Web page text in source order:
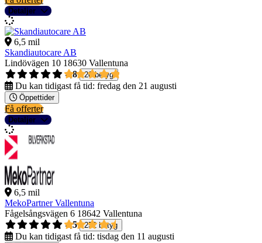
Detaljer
6,5 mil
Skandiautocare AB
Lindövägen 10 18630 Vallentuna
4,8
20 betyg
Du kan tidigast få tid: fredag den 21 augusti
Öppettider
Få offerter
Detaljer
6,5 mil
MekoPartner Vallentuna
Fågelsångsvägen 6 18642 Vallentuna
4,5
252 betyg
Du kan tidigast få tid: tisdag den 11 augusti